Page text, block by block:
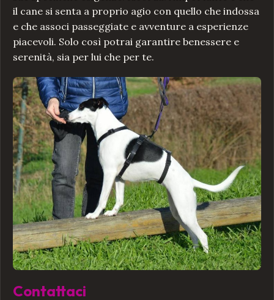
il cane si senta a proprio agio con quello che indossa
e che associ passeggiate e avventure a esperienze
piacevoli. Solo così potrai garantire benessere e
serenità, sia per lui che per te.
Contattaci